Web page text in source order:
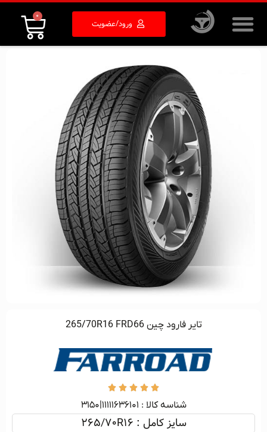
ورود/عضویت
0
تایر فارود چین 265/70R16 FRD66





شناسه کالا :‌ ۱۱۱۱۱۶۳۶۱۰۱|۳۱۵۰
سایز کامل : 265/70R16